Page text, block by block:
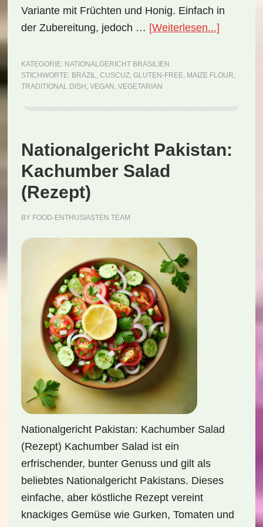
Variante mit Früchten und Honig. Einfach in
der Zubereitung, jedoch … [Weiterlesen...]
(Rezept)
KATEGORIE: NATIONALGERICHT BRASILIEN
STICHWORTE: BRAZIL, CUSCUZ, GLUTEN-FREE, MAIZE FLOUR,
TRADITIONAL DISH , VEGAN , VEGETARIAN
Nationalgericht Pakistan:
Kachumber Salad
(Rezept)
BY FOOD-ENTHUSIASTEN TEAM
Nationalgericht Pakistan: Kachumber Salad
(Rezept) Kachumber Salad ist ein
erfrischender, bunter Genuss und gilt als
beliebtes Nationalgericht Pakistans. Dieses
einfache, aber köstliche Rezept vereint
knackiges Gemüse wie Gurken, Tomaten und